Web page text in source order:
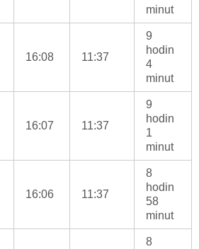
minut
16:08 11:37
9
hodin
4
minut
16:07 11:37
9
hodin
1
minut
16:06 11:37
8
hodin
58
minut
8